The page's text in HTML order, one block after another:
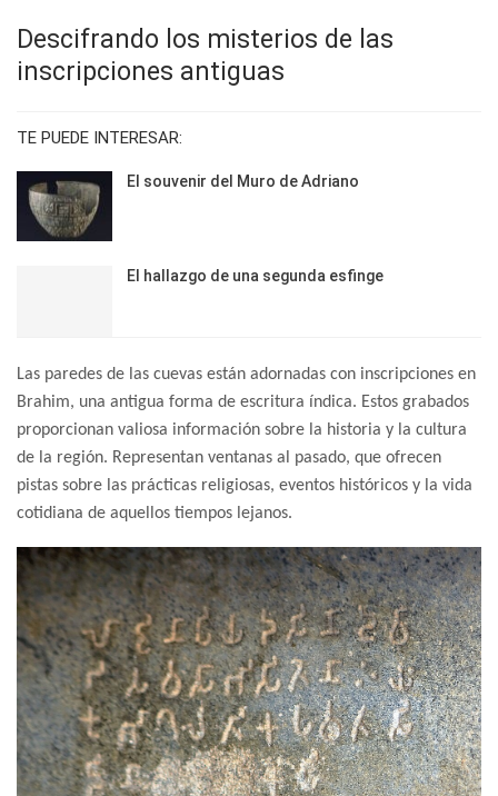
Descifrando los misterios de las
inscripciones antiguas
TE PUEDE INTERESAR:
El souvenir del Muro de Adriano
El hallazgo de una segunda esfinge
Las paredes de las cuevas están adornadas con inscripciones en
Brahim, una antigua forma de escritura índica. Estos grabados
proporcionan valiosa información sobre la historia y la cultura
de la región. Representan ventanas al pasado, que ofrecen
pistas sobre las prácticas religiosas, eventos históricos y la vida
cotidiana de aquellos tiempos lejanos.